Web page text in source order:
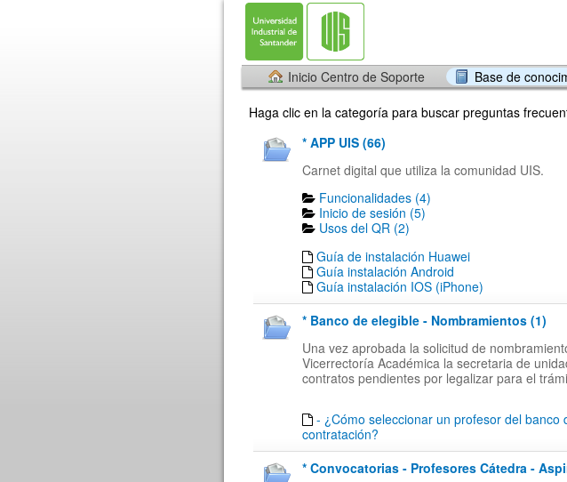
Inicio Centro de Soporte Base de
Haga clic en la categoría para buscar preguntas
* APP UIS (66)
Carnet digital que utiliza la comunidad UIS.
Funcionalidades (4)
Inicio de sesión (5)
Usos del QR (2)
Guía de instalación Huawei
Guía instalación Android
Guía instalación IOS (iPhone)
* Banco de elegible - Nombramientos (1)
Una vez aprobada la solicitud de
Vicerrectoría Académica la secretaria de
contratos pendientes por legalizar para el
- ¿Cómo seleccionar un profesor del banco
contratación?
* Convocatorias - Profesores Cátedra -